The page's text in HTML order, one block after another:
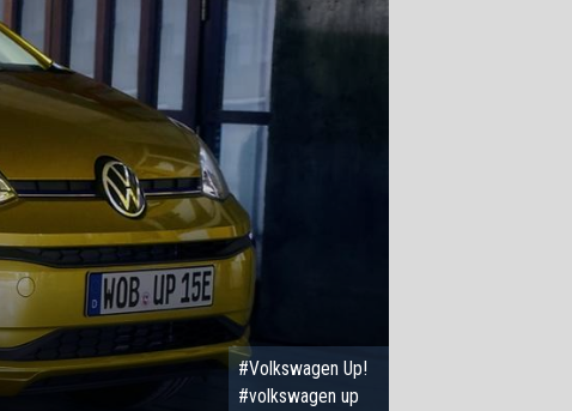
#Volkswagen Up!
#volkswagen up